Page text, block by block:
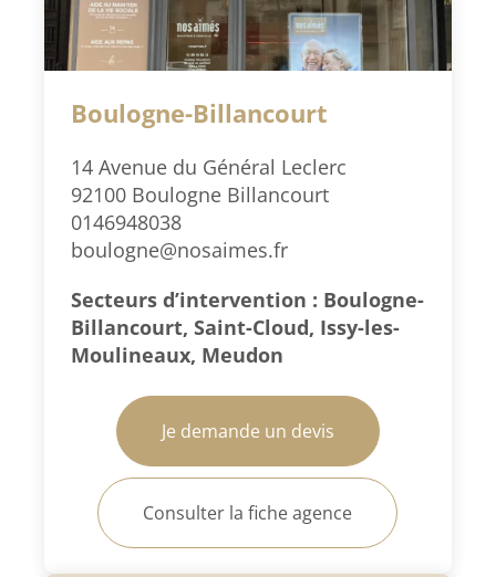
Boulogne-Billancourt
14 Avenue du Général Leclerc
92100 Boulogne Billancourt
0146948038
boulogne@nosaimes.fr
Secteurs d’intervention : Boulogne-
Billancourt, Saint-Cloud, Issy-les-
Moulineaux, Meudon
Je demande un devis
Consulter la fiche agence